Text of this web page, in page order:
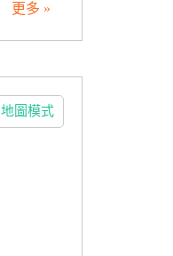
更多 »
地圖模式